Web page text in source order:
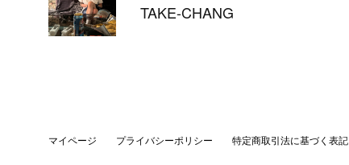
TAKE-CHANG
マイページ プライバシーポリシー 特定商取引法に基づく表記